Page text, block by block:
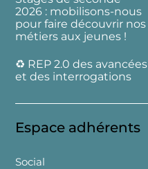
2026 : mobilisons-nous
pour faire découvrir nos
métiers aux jeunes !
♻️ REP 2.0 des avancées
et des interrogations
Espace adhérents
Social